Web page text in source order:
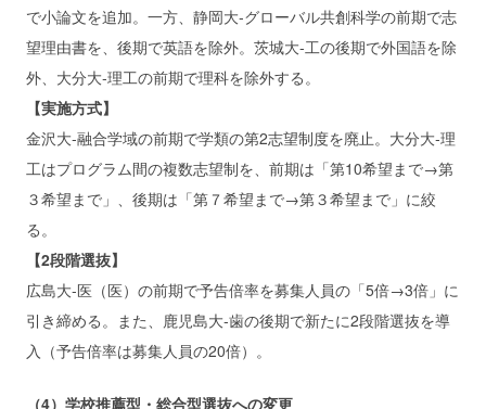
で小論文を追加。一方、静岡大‐グローバル共創科学の前期で志
望理由書を、後期で英語を除外。茨城大‐工の後期で外国語を除
外、大分大‐理工の前期で理科を除外する。
【実施方式】
金沢大‐融合学域の前期で学類の第2志望制度を廃止。大分大‐理
工はプログラム間の複数志望制を、前期は「第10希望まで→第
３希望まで」、後期は「第７希望まで→第３希望まで」に絞
る。
【2段階選抜】
広島大‐医（医）の前期で予告倍率を募集人員の「5倍→3倍」に
引き締める。また、鹿児島大‐歯の後期で新たに2段階選抜を導
入（予告倍率は募集人員の20倍）。
（4）学校推薦型・総合型選抜への変更